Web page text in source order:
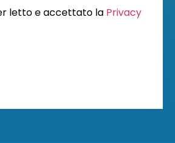
letto e accettato la Privacy